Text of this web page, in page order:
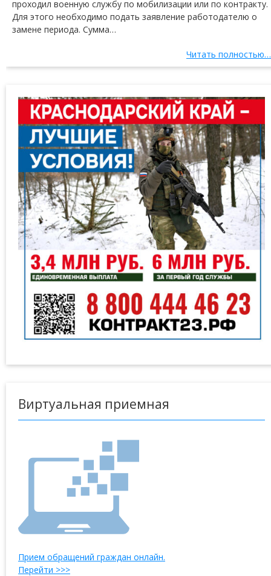
проходил военную службу по мобилизации или по контракту.
Для этого необходимо подать заявление работодателю о
замене периода. Сумма…
Читать полностью…
Виртуальная приемная
Прием обращений граждан онлайн.
Перейти >>>